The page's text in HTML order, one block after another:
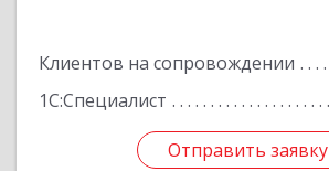
Клиентов на сопровождении
1С:Специалист
Отправить заявку
Отправить заявку